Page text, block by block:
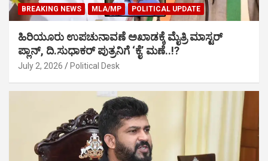
BREAKING NEWS MLA/MP POLITICAL UPDATE
ಹಿರಿಯೂರು ಉಪಚುನಾವಣೆ ಅಖಾಡಕ್ಕೆ ಮೈತ್ರಿ ಮಾಸ್ಟರ್
ಪ್ಲಾನ್, ದಿ.ಸುಧಾಕರ್ ಪುತ್ರನಿಗೆ ‘ಕೈ’ ಮಣೆ..!?
July 2, 2026 Political Desk